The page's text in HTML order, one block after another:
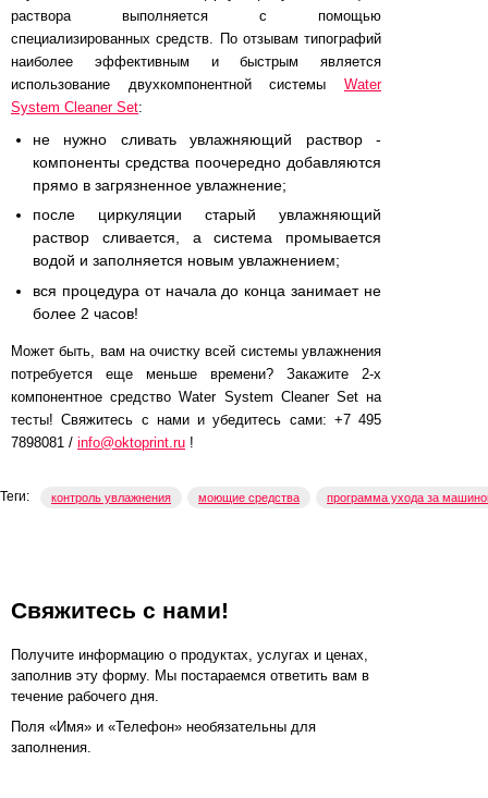
раствора выполняется с помощью
специализированных средств. По отзывам типографий
наиболее эффективным и быстрым является
использование двухкомпонентной системы Water
System Cleaner Set:
не нужно сливать увлажняющий раствор -
компоненты средства поочередно добавляются
прямо в загрязненное увлажнение;
после циркуляции старый увлажняющий
раствор сливается, а система промывается
водой и заполняется новым увлажнением;
вся процедура от начала до конца занимает не
более 2 часов!
Может быть, вам на очистку всей системы увлажнения
потребуется еще меньше времени? Закажите 2-х
компонентное средство Water System Cleaner Set на
тесты! Свяжитесь с нами и убедитесь сами: +7 495
7898081 / info@oktoprint.ru !
Теги: контроль увлажнения моющие средства программа ухода за
Свяжитесь с нами!
Получите информацию о продуктах, услугах и ценах,
заполнив эту форму. Мы постараемся ответить вам в
течение рабочего дня.
Поля «Имя» и «Телефон» необязательны для
заполнения.